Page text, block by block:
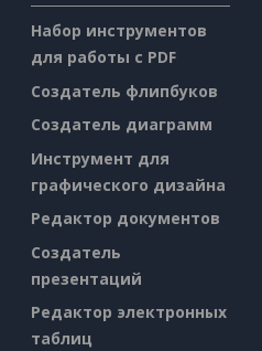
Набор инструментов
для работы с PDF
Создатель флипбуков
Создатель диаграмм
Инструмент для
графического дизайна
Редактор документов
Создатель
презентаций
Редактор электронных
таблиц